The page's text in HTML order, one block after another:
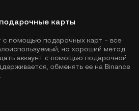
карты
с помощью подарочных карт - все
но хороший метод.
аккаунт с помощью подарочной
обменять ее на Binance